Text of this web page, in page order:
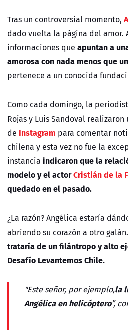
Tras un controversial momento,
dado vuelta la página del amor.
informaciones que apuntan a
amorosa con nada menos que
pertenece a un conocida
Como cada domingo, la
Rojas y Luis Sandoval realizaron
de Instagram para comentar
chilena y esta vez no fue la
instancia indicaron que la
modelo y el actorCristián de la
quedado en el pasado.
¿La razón? Angélica estaría
abriendo su corazón a otro
trataría de un filántropo y alto
Desafío Levantemos Chile.
"Este señor, por ejemplo,la
Angélica en helicóptero”,